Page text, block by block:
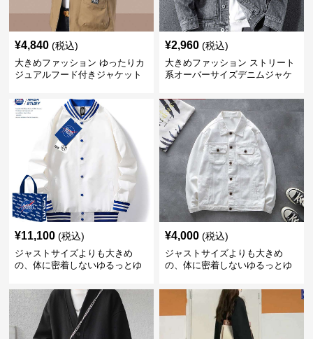
¥4,840 (税込)
大きめファッション ゆったりカ
ジュアルフード付きジャケット
¥2,960 (税込)
大きめファッション ストリート
系オーバーサイズデニムジャケ
¥11,100 (税込)
ジャストサイズよりも大きめ
の、体に密着しないゆるっとゆ
ゆったりスポーツバーシティジ
ャケット
¥4,000 (税込)
ジャストサイズよりも大きめ
の、体に密着しないゆるっとゆ
ゆったりシルエットデニムジャ
ケット